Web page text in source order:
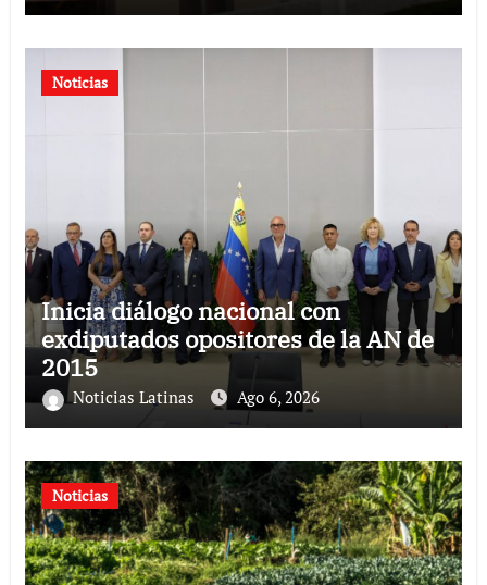
Noticias
Inicia diálogo nacional con
exdiputados opositores de la AN de
2015
Noticias Latinas Ago 6, 2026
Noticias